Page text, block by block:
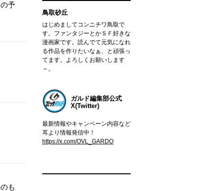
予
も
鳥取砂丘
はじめましてコンニチワ鳥取で
す。ファンタジーとかＳＦ好きな
漫画家です。読んでて元気になれ
る作品を作りたいなぁ、と頑張っ
てます。よろしくお願いします
～。
ガルド編集部公式
X(Twitter)
最新情報やキャンペーン内容など
耳より情報発信中！
https://x.com/OVL_GARDO